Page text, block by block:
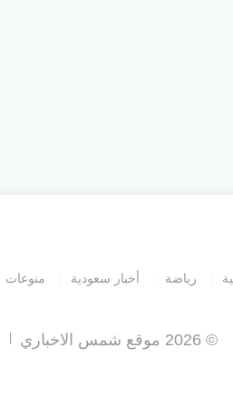
رياضة أخبار سعودية منوعات
© 2026 موقع شمس الاخباري